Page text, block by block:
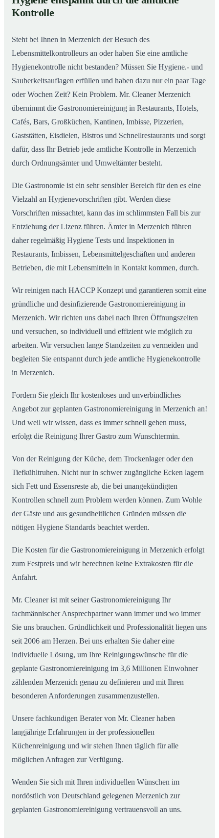
02Gastronomiereinigung in Merzenich – Qualität, die
man sieht
Kontrolle
Steht bei Ihnen in Merzenich der Besuch des
Lebensmittelkontrolleurs an oder haben Sie eine amtliche
Hygienekontrolle nicht bestanden? Müssen Sie Hygiene.- und
Sauberkeitsauflagen erfüllen und haben dazu nur ein paar Tage
oder Wochen Zeit? Kein Problem. Mr. Cleaner Merzenich
übernimmt die Gastronomiereinigung in Restaurants, Hotels,
Cafés, Bars, Großküchen, Kantinen, Imbisse, Pizzerien,
Gaststätten, Eisdielen, Bistros und Schnellrestaurants und sorgt
dafür, dass Ihr Betrieb jede amtliche Kontrolle in Merzenich
durch Ordnungsämter und Umweltämter besteht.
Die Gastronomie ist ein sehr sensibler Bereich für den es eine
Vielzahl an Hygienevorschriften gibt. Werden diese
Vorschriften missachtet, kann das im schlimmsten Fall bis zur
Entziehung der Lizenz führen. Ämter in Merzenich führen
daher regelmäßig Hygiene Tests und Inspektionen in
Restaurants, Imbissen, Lebensmittelgeschäften und anderen
Betrieben, die mit Lebensmitteln in Kontakt kommen, durch.
Wir reinigen nach HACCP Konzept und garantieren somit eine
gründliche und desinfizierende Gastronomiereinigung in
Merzenich. Wir richten uns dabei nach Ihren Öffnungszeiten
und versuchen, so individuell und effizient wie möglich zu
arbeiten. Wir versuchen lange Standzeiten zu vermeiden und
begleiten Sie entspannt durch jede amtliche Hygienekontrolle
in Merzenich.
Fordern Sie gleich Ihr kostenloses und unverbindliches
Angebot zur geplanten Gastronomiereinigung in Merzenich an!
Und weil wir wissen, dass es immer schnell gehen muss,
erfolgt die Reinigung Ihrer Gastro zum Wunschtermin.
Von der Reinigung der Küche, dem Trockenlager oder den
Tiefkühltruhen. Nicht nur in schwer zugängliche Ecken lagern
sich Fett und Essensreste ab, die bei unangekündigten
Kontrollen schnell zum Problem werden können. Zum Wohle
der Gäste und aus gesundheitlichen Gründen müssen die
nötigen Hygiene Standards beachtet werden.
Die Kosten für die Gastronomiereinigung in Merzenich erfolgt
zum Festpreis und wir berechnen keine Extrakosten für die
Anfahrt.
Mr. Cleaner ist mit seiner Gastronomiereinigung Ihr
fachmännischer Ansprechpartner wann immer und wo immer
Sie uns brauchen. Gründlichkeit und Professionalität liegen uns
seit 2006 am Herzen. Bei uns erhalten Sie daher eine
individuelle Lösung, um Ihre Reinigungswünsche für die
geplante Gastronomiereinigung im 3,6 Millionen Einwohner
zählenden Merzenich genau zu definieren und mit Ihren
besonderen Anforderungen zusammenzustellen.
Unsere fachkundigen Berater von Mr. Cleaner haben
langjährige Erfahrungen in der professionellen
Küchenreinigung und wir stehen Ihnen täglich für alle
möglichen Anfragen zur Verfügung.
Wenden Sie sich mit Ihren individuellen Wünschen im
nordöstlich von Deutschland gelegenen Merzenich zur
geplanten Gastronomiereinigung vertrauensvoll an uns.